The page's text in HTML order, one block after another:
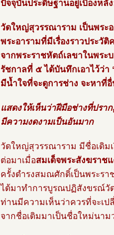
ปัจจุบันประดิษฐานอยู่เบื้องหลั
วัดใหญ่สุวรรณาราม เป็นพระ
พระอารามที่มีเรื่องราวประวั
จากพระราชหัตถ์เลขาในพระ
รัชกาลที่ ๕ ได้บันทึกเอาไว้ว่า
มีน้ำใจที่จะดูการช่าง จะหาที่
แสดงให้เห็นว่าฝีมือช่างที่ปรา
มีความงดงามเป็นอันมาก
วัดใหญ่สุวรรณาราม มีชื่อเดิม
ต่อมาเมื่อสมเด็จพระสังฆราช
ครั้งดำรงสมณศักดิ์เป็นพระร
ได้มาทำการบูรณปฏิสังขรณ์วั
ท่านมีความเห็นว่าควรที่จะเป
จากชื่อเดิมมาเป็นชื่อใหม่นา